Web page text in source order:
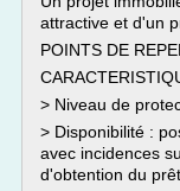
attractive et d'un
POINTS DE
> Niveau de
> Disponibilité :
avec incidences
d'obtention du